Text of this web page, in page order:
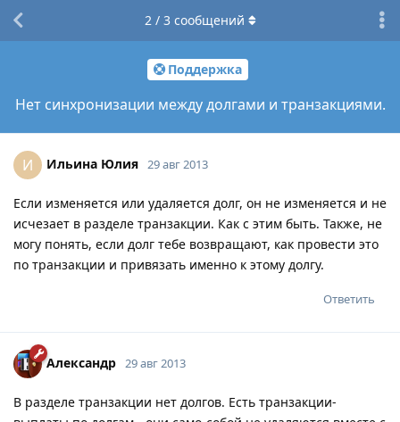
Поддержка
Нет синхронизации между долгами и транзакциями.
2/ 3 сообщений
И Ильина Юлия 29 авг 2013
Если изменяется или удаляется долг, он не изменяется и не
исчезает в разделе транзакции. Как с этим быть. Также, не
могу понять, если долг тебе возвращают, как провести это
по транзакции и привязать именно к этому долгу.
Ответить
Александр 29 авг 2013
В разделе транзакции нет долгов. Есть транзакции-